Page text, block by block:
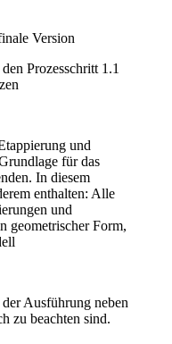
Version
Prozesschritt 1.1
und
für das
In diesem
enthalten: Alle
und
geometrischer Form,
Ausführung neben
zu beachten sind.